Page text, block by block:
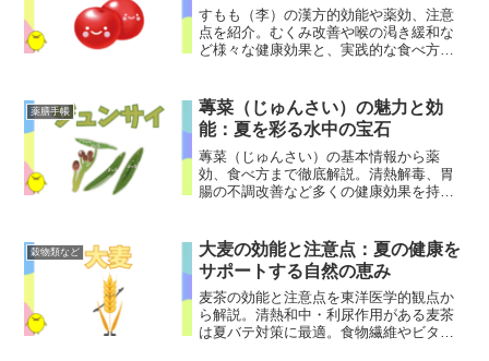
すもも（李）の漢方的効能や薬効、注意
点を紹介。むくみ改善や喉の渇き緩和な
ど様々な健康効果と、実践的な食べ方や
薬膳手帳
蓴菜（じゅんさい）の魅力と効
能：夏を彩る水中の宝石
蓴菜（じゅんさい）の基本情報から薬
効、食べ方まで徹底解説。清熱解毒、胃
腸の不調改善など多くの健康効果を持つ
穀物類など
大麦の効能と注意点：夏の健康を
サポートする自然の恵み
麦茶の効能と注意点を東洋医学的観点か
ら解説。清熱和中・利尿作用がある麦茶
は夏バテ対策に最適。食物繊維やビタミ